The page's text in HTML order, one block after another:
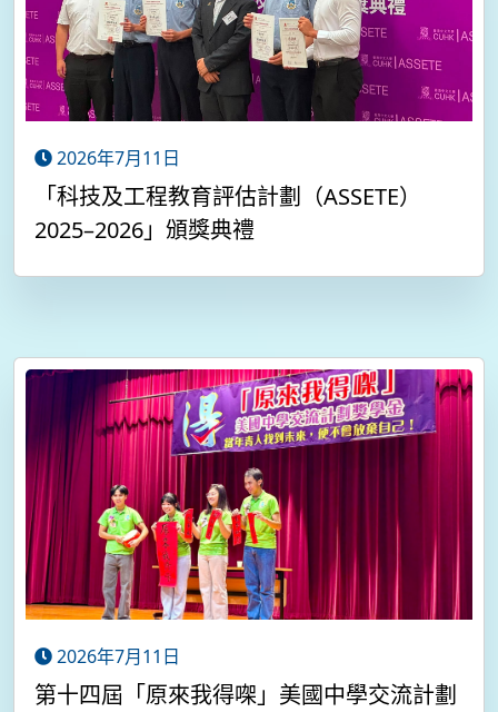
2026年7月11日
「科技及工程教育評估計劃（ASSETE）
2025–2026」頒獎典禮
2026年7月11日
第十四屆「原來我得㗎」美國中學交流計劃